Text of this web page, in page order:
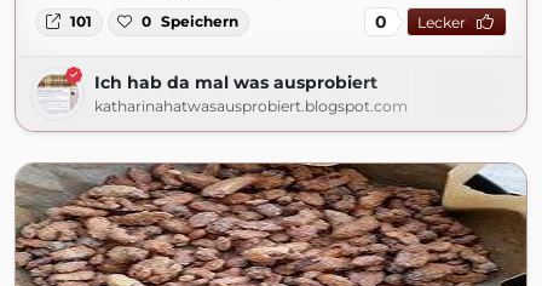
101 0 Speichern 0 Lecker
Ich hab da mal was ausprobiert
katharinahatwasausprobiert.blogspot.com